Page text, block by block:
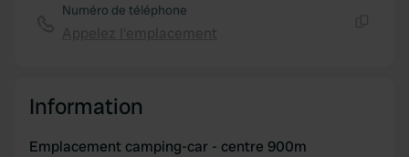
Numéro de téléphone
Information
Emplacement camping-car - centre 900m